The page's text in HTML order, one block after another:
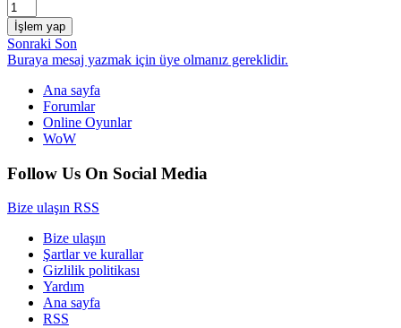
İşlem yap
Sonraki Son
Buraya mesaj yazmak için üye olmanız gereklidir.
Ana sayfa
Forumlar
Online Oyunlar
WoW
Follow Us On Social Media
Bize ulaşın RSS
Bize ulaşın
Şartlar ve kurallar
Gizlilik politikası
Yardım
Ana sayfa
RSS